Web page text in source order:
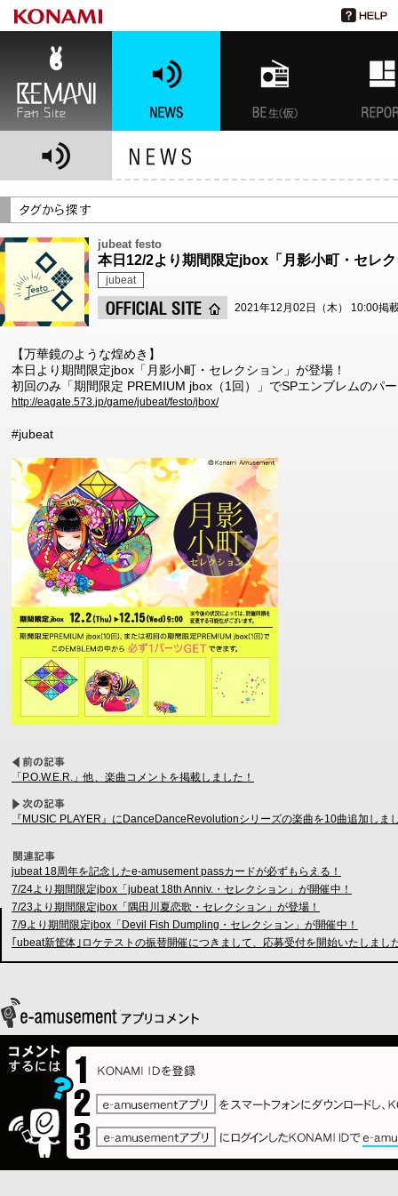
jubeat festo
本日12/2より期間限定jbox「月影小町・セレ
jubeat
2021年12月02日（木） 10:00掲
【万華鏡のような煌めき】
本日より期間限定jbox「月影小町・セレクション」が登場！
初回のみ「期間限定 PREMIUM jbox（1回）」でSPエンブレムのパ
http://eagate.573.jp/game/jubeat/festo/jbox/
#jubeat
「P.O.W.E.R.」他、楽曲コメントを掲載しました！
『MUSIC PLAYER』にDanceDanceRevolutionシリーズの楽曲を10曲追加しま
jubeat 18周年を記念したe-amusement passカードが必ずもらえる！
7/24より期間限定jbox「jubeat 18th Anniv.・セレクション」が開催中！
7/23より期間限定jbox「隅田川夏恋歌・セレクション」が登場！
7/9より期間限定jbox「Devil Fish Dumpling・セレクション」が開催中！
｢ubeat新筐体｣ロケテストの振替開催につきまして、応募受付を開始いたしまし